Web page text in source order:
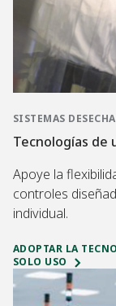
SISTEMAS
Tecnologías de
Apoye la
controles
individual.
ADOPTAR LA
SOLO USO